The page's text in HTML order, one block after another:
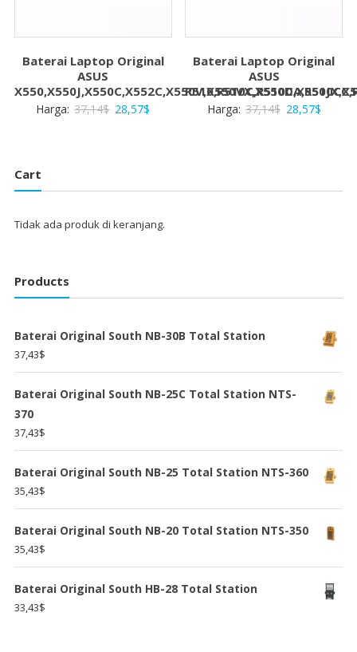
Baterai Laptop Original
ASUS
Harga: 37,14$ Harga
28,57$
28,57$.
Baterai Laptop Original
ASUS
Harga: 37,14$ Harga
28,57$Harga
28,57$.
Cart
Tidak ada produk di keranjang.
Products
Baterai Original South NB-30B Total Station
37,43$
Baterai Original South NB-25C Total Station NTS-
370
37,43$
Baterai Original South NB-25 Total Station NTS-360
35,43$
Baterai Original South NB-20 Total Station NTS-350
35,43$
Baterai Original South HB-28 Total Station
33,43$